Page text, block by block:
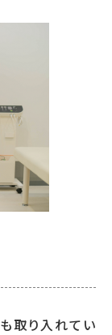
も取り入れてい